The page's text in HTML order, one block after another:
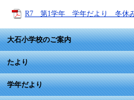
R7 第1学年 学年だより 冬休み
大石小学校のご案内
たより
学年だより